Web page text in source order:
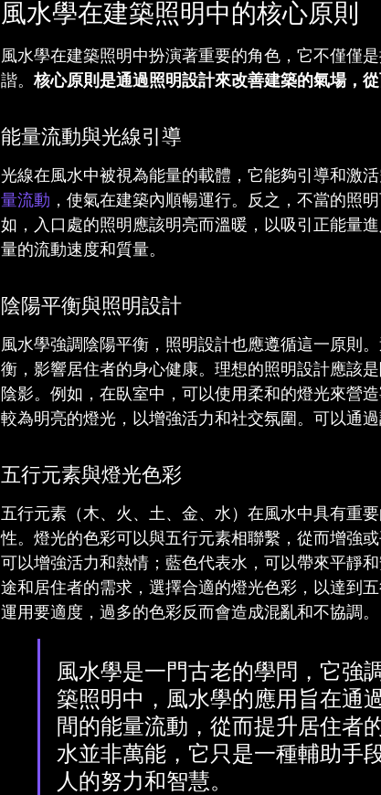
風水學在建築照明中的核心原則
風水學在建築照明中扮演著重要的角色，它不僅僅
諧。核心原則是通過照明設計來改善建築的氣場，從
能量流動與光線引導
光線在風水中被視為能量的載體，它能夠引導和激
量流動 ，使氣在建築內順暢運行。反之，不當的照
如，入口處的照明應該明亮而溫暖，以吸引正能量
量的流動速度和質量。
陰陽平衡與照明設計
風水學強調陰陽平衡，照明設計也應遵循這一原則
衡，影響居住者的身心健康。理想的照明設計應該
陰影。例如，在臥室中，可以使用柔和的燈光來營
較為明亮的燈光，以增強活力和社交氛圍。可以通
五行元素與燈光色彩
五行元素（木、火、土、金、水）在風水中具有重
性。燈光的色彩可以與五行元素相聯繫，從而增強
可以增強活力和熱情；藍色代表水，可以帶來平靜
途和居住者的需求，選擇合適的燈光色彩，以達到
運用要適度，過多的色彩反而會造成混亂和不協調。
風水學是一門古老的學問，它強
築照明中，風水學的應用旨在通
間的能量流動，從而提升居住者
水並非萬能，它只是一種輔助手
人的努力和智慧。